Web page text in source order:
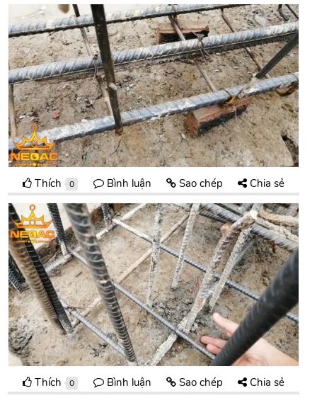
Thích 0 Bình luận Sao chép Chia sẻ
Thích 0 Bình luận Sao chép Chia sẻ